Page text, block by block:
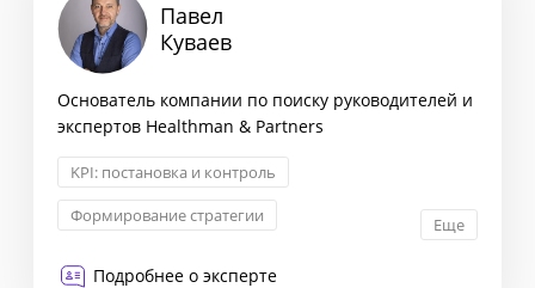
Павел
Куваев
Основатель компании по поиску руководителей и
экспертов Healthman & Partners
KPI: постановка и контроль
Формирование стратегии
Еще
Подробнее о эксперте